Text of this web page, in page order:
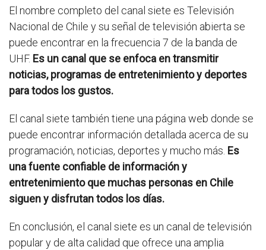
El nombre completo del canal siete es Televisión
Nacional de Chile y su señal de televisión abierta se
puede encontrar en la frecuencia 7 de la banda de
UHF. Es un canal que se enfoca en transmitir
noticias, programas de entretenimiento y deportes
para todos los gustos.
El canal siete también tiene una página web donde se
puede encontrar información detallada acerca de su
programación, noticias, deportes y mucho más. Es
una fuente confiable de información y
entretenimiento que muchas personas en Chile
siguen y disfrutan todos los días.
En conclusión, el canal siete es un canal de televisión
popular y de alta calidad que ofrece una amplia